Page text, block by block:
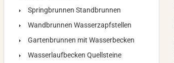
Springbrunnen Standbrunnen
Wandbrunnen Wasserzapfstellen
Gartenbrunnen mit Wasserbecken
Wasserlaufbecken Quellsteine